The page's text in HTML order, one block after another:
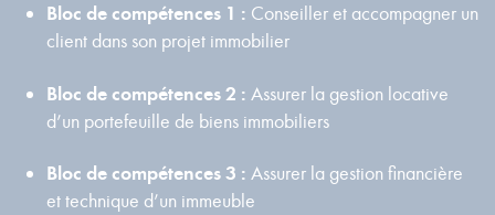
Bloc de compétences 1 : Conseiller et accompagner un
client dans son projet immobilier
Bloc de compétences 2 : Assurer la gestion locative
d’un portefeuille de biens immobiliers
Bloc de compétences 3 : Assurer la gestion financière
et technique d’un immeuble